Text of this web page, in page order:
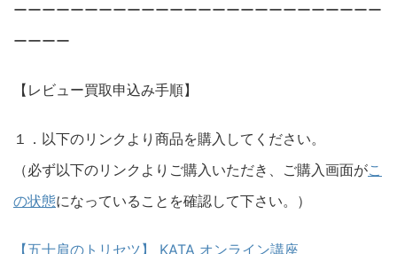
ーーーーーーーーーーーーーーーーーーーーーーーーーー
ーーーー
【レビュー買取申込み手順】
１．以下のリンクより商品を購入してください。
（必ず以下のリンクよりご購入いただき、ご購入画面がこ
の状態になっていることを確認して下さい。）
【五十肩のトリセツ】 KATA オンライン講座